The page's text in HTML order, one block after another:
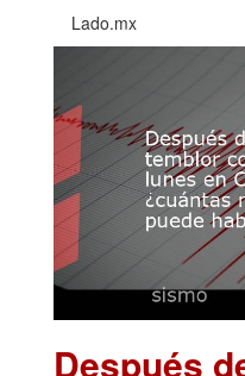
Lado.mx
Después